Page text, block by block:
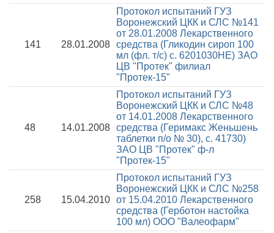
141 28.01.2008
Протокол испытаний ГУЗ
Воронежский ЦКК и СЛС №141
от 28.01.2008 Лекарственного
средства (Гликодин сироп 100
мл (фл. т/с) с. 6201030НЕ) ЗАО
ЦВ "Протек" филиал
"Протек-15"
48 14.01.2008
Протокол испытаний ГУЗ
Воронежский ЦКК и СЛС №48
от 14.01.2008 Лекарственного
средства (Геримакс Женьшень
таблетки п/о № 30), с. 41730)
ЗАО ЦВ "Протек" ф-л
"Протек-15"
258 15.04.2010
Протокол испытаний ГУЗ
Воронежский ЦКК и СЛС №258
от 15.04.2010 Лекарственного
средства (Герботон настойка
100 мл) ООО "Валеофарм"